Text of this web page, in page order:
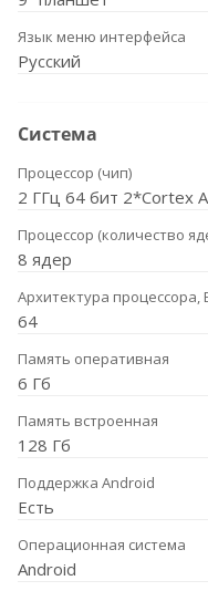
Язык меню интерфейса
Русский
Система
Процессор (чип)
2 ГГц 64 бит 2*Cortex
Процессор (количество
8 ядер
Архитектура процессора,
64
Память оперативная
6 Гб
Память встроенная
128 Гб
Поддержка Android
Есть
Операционная система
Android